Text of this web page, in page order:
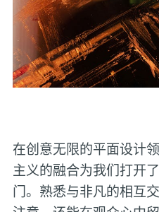
在创意无限的平面设计
主义的融合为我们打开
门。熟悉与非凡的相互